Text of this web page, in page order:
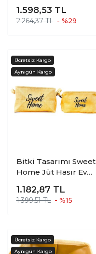
Banyo Salon Sepeti
Katlanır Sıvı
1.598,53 TL
2.264,37 TL - %29
Bitki Tasarımı Sweet
Home Jüt Hasır Ev
Banyo Salon Sepeti
Katlanır Sıvı
1.182,87 TL
1.399,51 TL - %15